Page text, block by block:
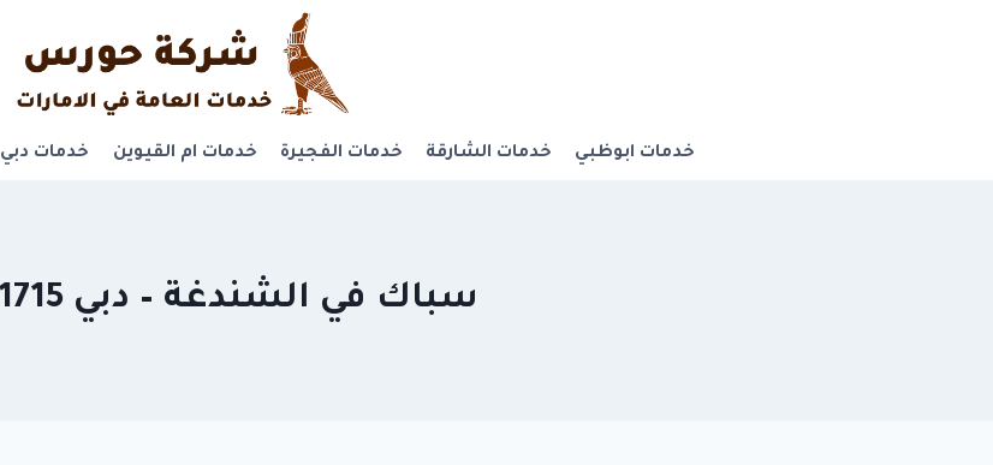
خدمات ابوظبي خدمات الشارقة خدمات الفجيرة خدمات ام القيوين خدمات دبي
سباك في الشندغة – دبي 0581311715